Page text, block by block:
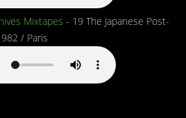
Mixtapes - 19 The Japanese Post-
/ Paris